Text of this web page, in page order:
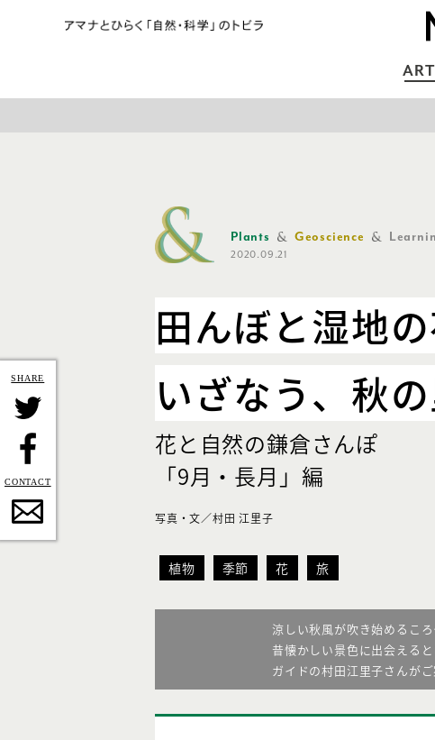
Plants Geoscience
2020.09.21
田んぼと湿地
いざなう、秋
花と自然の鎌倉さんぽ
「9月・長月」編
写真・文／村田 江里子
植物 季節 花 旅
涼しい秋風が吹き始めるこ
昔懐かしい景色に出会える
ガイドの村田江里子さんがご
Twitter
Facebook
Contact